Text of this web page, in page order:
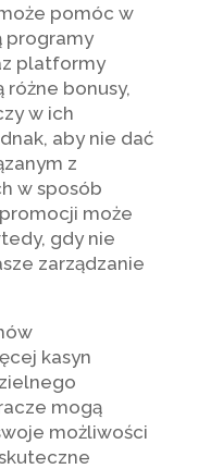
pomóc w
programy
platformy
bonusy,
w ich
aby nie dać
z
w sposób
może
gdy nie
zarządzanie
kasyn
mogą
możliwości